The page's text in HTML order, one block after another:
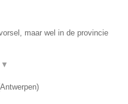
maar wel in de provincie
▼
Antwerpen)